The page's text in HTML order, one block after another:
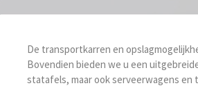
De transportkarren en
Bovendien bieden we u een
statafels, maar ook serveerwagens en